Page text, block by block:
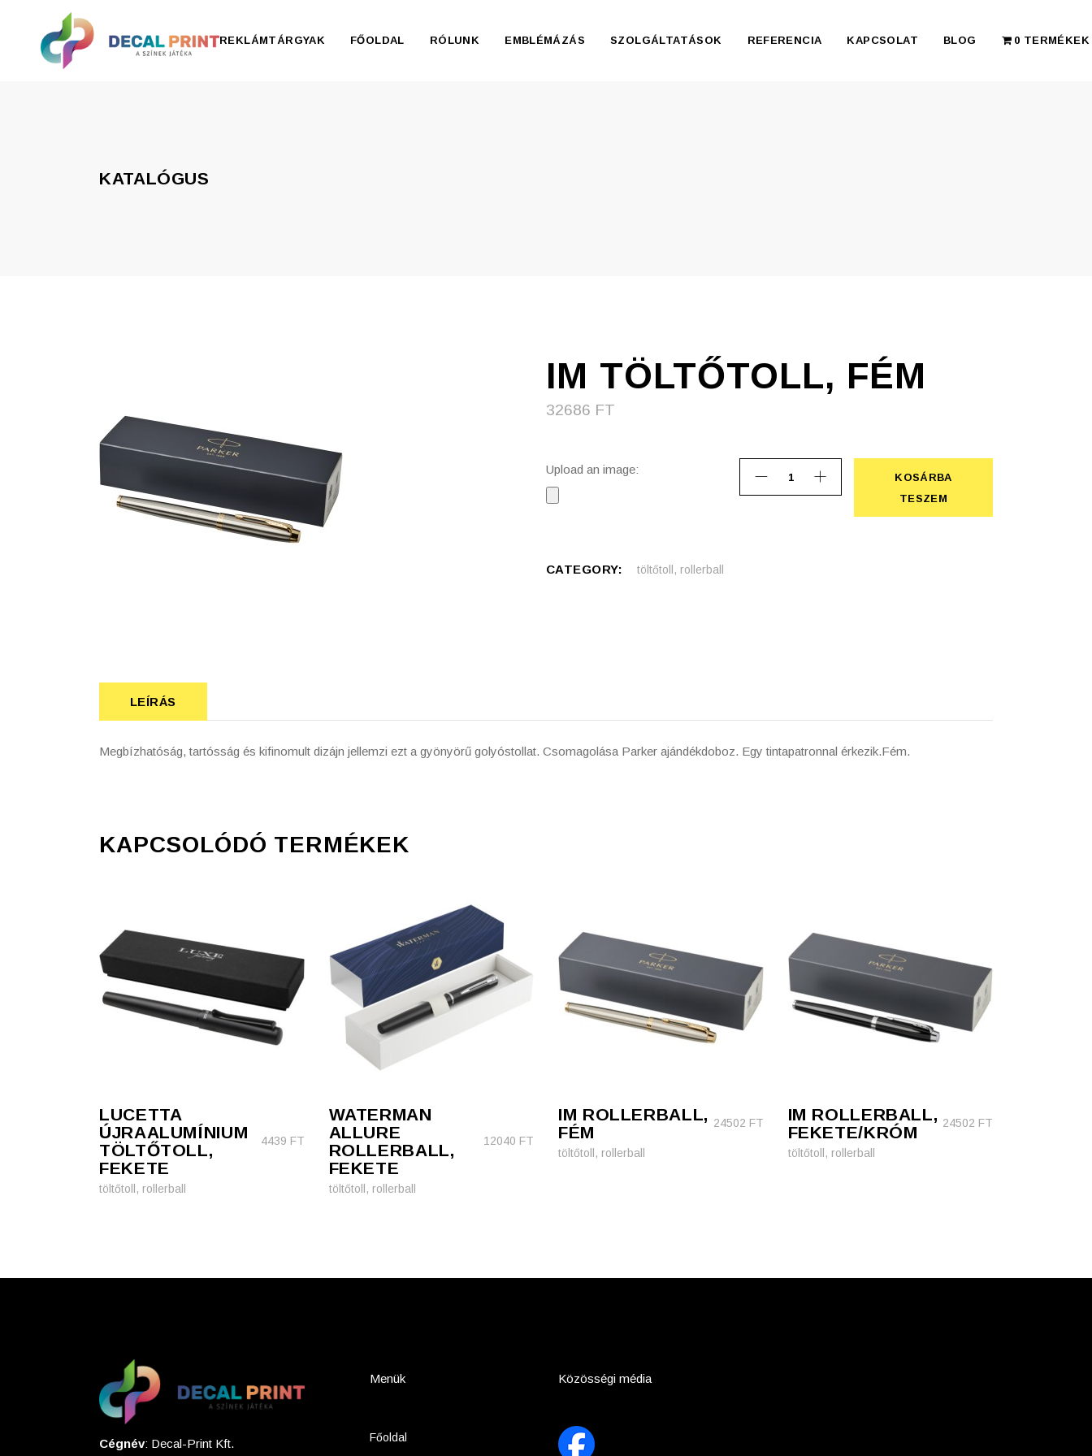
REKLÁMTÁRGYAK
Tárca, kulcstartó
Táska
FŐOLDAL RÓLUNK EMBLÉMÁZÁS SZOLGÁLTATÁSOK REFERENCIA KAPCSOLAT BLOG 0 TERMÉKEK
KATALÓGUS
IM TÖLTŐTOLL, FÉM
32686 FT
Upload an image:
IM töltőtoll, fém quantity
KOSÁRBA
TESZEM
CATEGORY: töltőtoll, rollerball
LEÍRÁS
Megbízhatóság, tartósság és kifinomult dizájn jellemzi ezt a gyönyörű golyóstollat. Csomagolása Parker ajándékdoboz. Egy tintapatronnal érkezik.Fém.
KAPCSOLÓDÓ TERMÉKEK
LUCETTA
ÚJRAALUMÍNIUM
TÖLTŐTOLL,
FEKETE
4439 FT
töltőtoll, rollerball
WATERMAN
ALLURE
ROLLERBALL,
FEKETE
12040 FT
töltőtoll, rollerball
IM ROLLERBALL,
FÉM
24502 FT
töltőtoll, rollerball
IM ROLLERBALL,
FEKETE/KRÓM
24502 FT
töltőtoll, rollerball
Cégnév: Decal-Print Kft.
Menük
Főoldal
Közösségi média